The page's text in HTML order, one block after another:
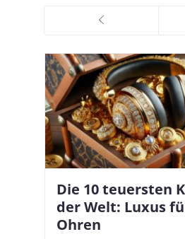
Die 10 teuersten
der Welt: Luxus
Ohren
Apple AirPods Pro
18.1: So richtet ihr
Hörgeräte-Feature